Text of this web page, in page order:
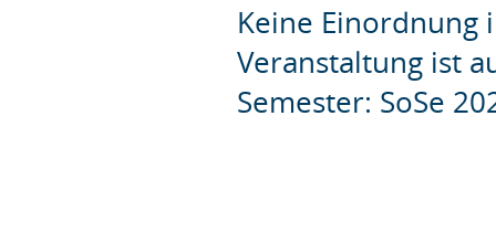
Keine Einordnung
Veranstaltung ist
Semester: SoSe